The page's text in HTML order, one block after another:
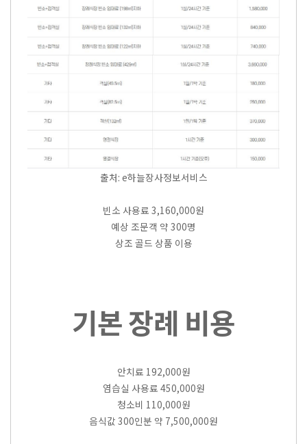
출처: e하늘장사정보서비스
빈소 사용료 3,160,000원
예상 조문객 약 300명
상조 골드 상품 이용
기본 장례 비용
안치료 192,000원
염습실 사용료 450,000원
청소비 110,000원
음식값 300인분 약 7,500,000원